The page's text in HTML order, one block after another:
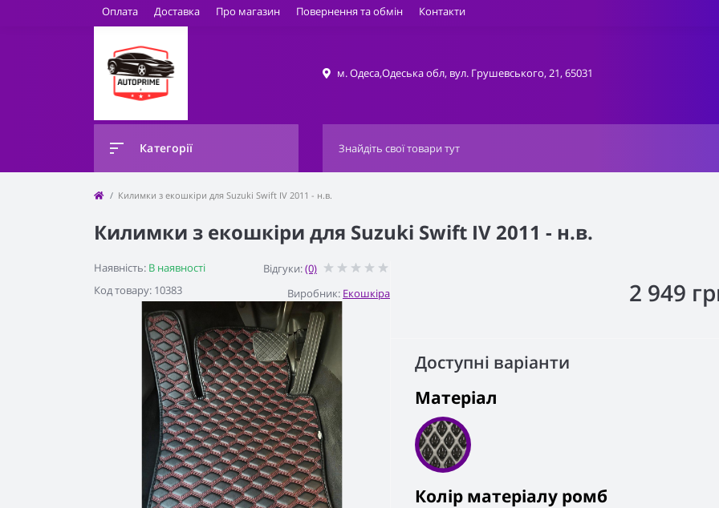
Оплата Доставка Про магазин Повернення та обмін Контакти
м. Одеса,Одеська обл, вул. Грушевського, 21, 65031
Категорії
Килимки з екошкіри для Suzuki Swift IV 2011 - н.в.
Килимки з екошкіри для Suzuki Swift IV 2011 - н.в.
Наявність: В наявності
Код товару: 10383
Відгуки:(0)
Виробник: Екошкіра 2 949
Доступні варіанти
Матеріал
Колiр матеріалу ромб